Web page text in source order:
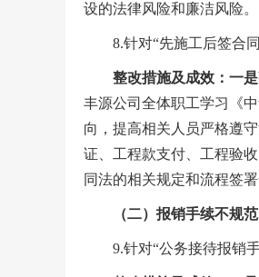
设的法律风险和廉洁风险。
8.针对“先施工后签合同
整改措施及成效： 一是
丰源公司全体职工学习《
向，提高相关人员严格遵守
证、工程款支付、工程验
同法的相关规定和流程签
（二）报销手续不规范
9.针对“公务接待报销手